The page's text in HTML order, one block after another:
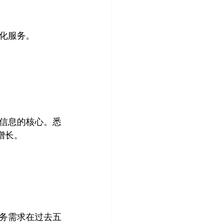
服务。
息的核心。悉
。
需求在过去五